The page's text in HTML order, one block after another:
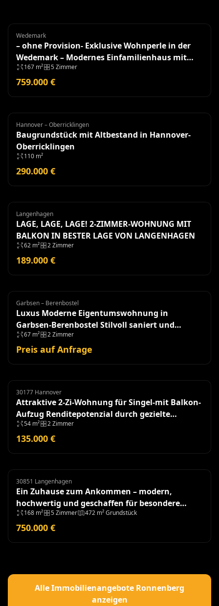
Einfamilienhaus
Wedemark
– ohne Provision- Exklusive Wohnperle in der
Wedemark – Modernes Einfamilienhaus mit
hochwertiger Ausstattung
167 m² 5 Zimmer
759.000 €
Grundstück
Hannover – Oberricklingen
Baugrundstück mit Altbestand in Hannover-
Oberricklingen
110 m²
290.000 €
Wohnung
Langenhagen
LAGE, LAGE, LAGE! 2-ZIMMER-WOHNUNG MIT
BALKON IN BESTER LAGE VON LANGENHAGEN
62 m² 2 Zimmer
189.000 €
Eigentumswohnung
Garbsen – Berenbostel
Luxus Moderne Eigentumswohnung in
Garbsen-Berenbostel Stilvoll saniert und
einzugsbereit!
67 m² 2 Zimmer
Preis auf Anfrage
Eigentumswohnung
30177 Hannover
Attraktive 2-Zi-Wohnung für Singel-mit Balkon-
Aufzug Renditepotenzial durch gezielte
Modernisierung
54 m² 2 Zimmer
135.000 €
Doppelhaushälfte
30851 Langenhagen
Ein Zuhause zum Ankommen – modern,
hochwertig und geschaffen für besondere
Momente - Baujahr 2018
168 m² 5 Zimmer 472 m² Grundstück
750.000 €
Alle Immobilienangebote Ronnenberg
anzeigen